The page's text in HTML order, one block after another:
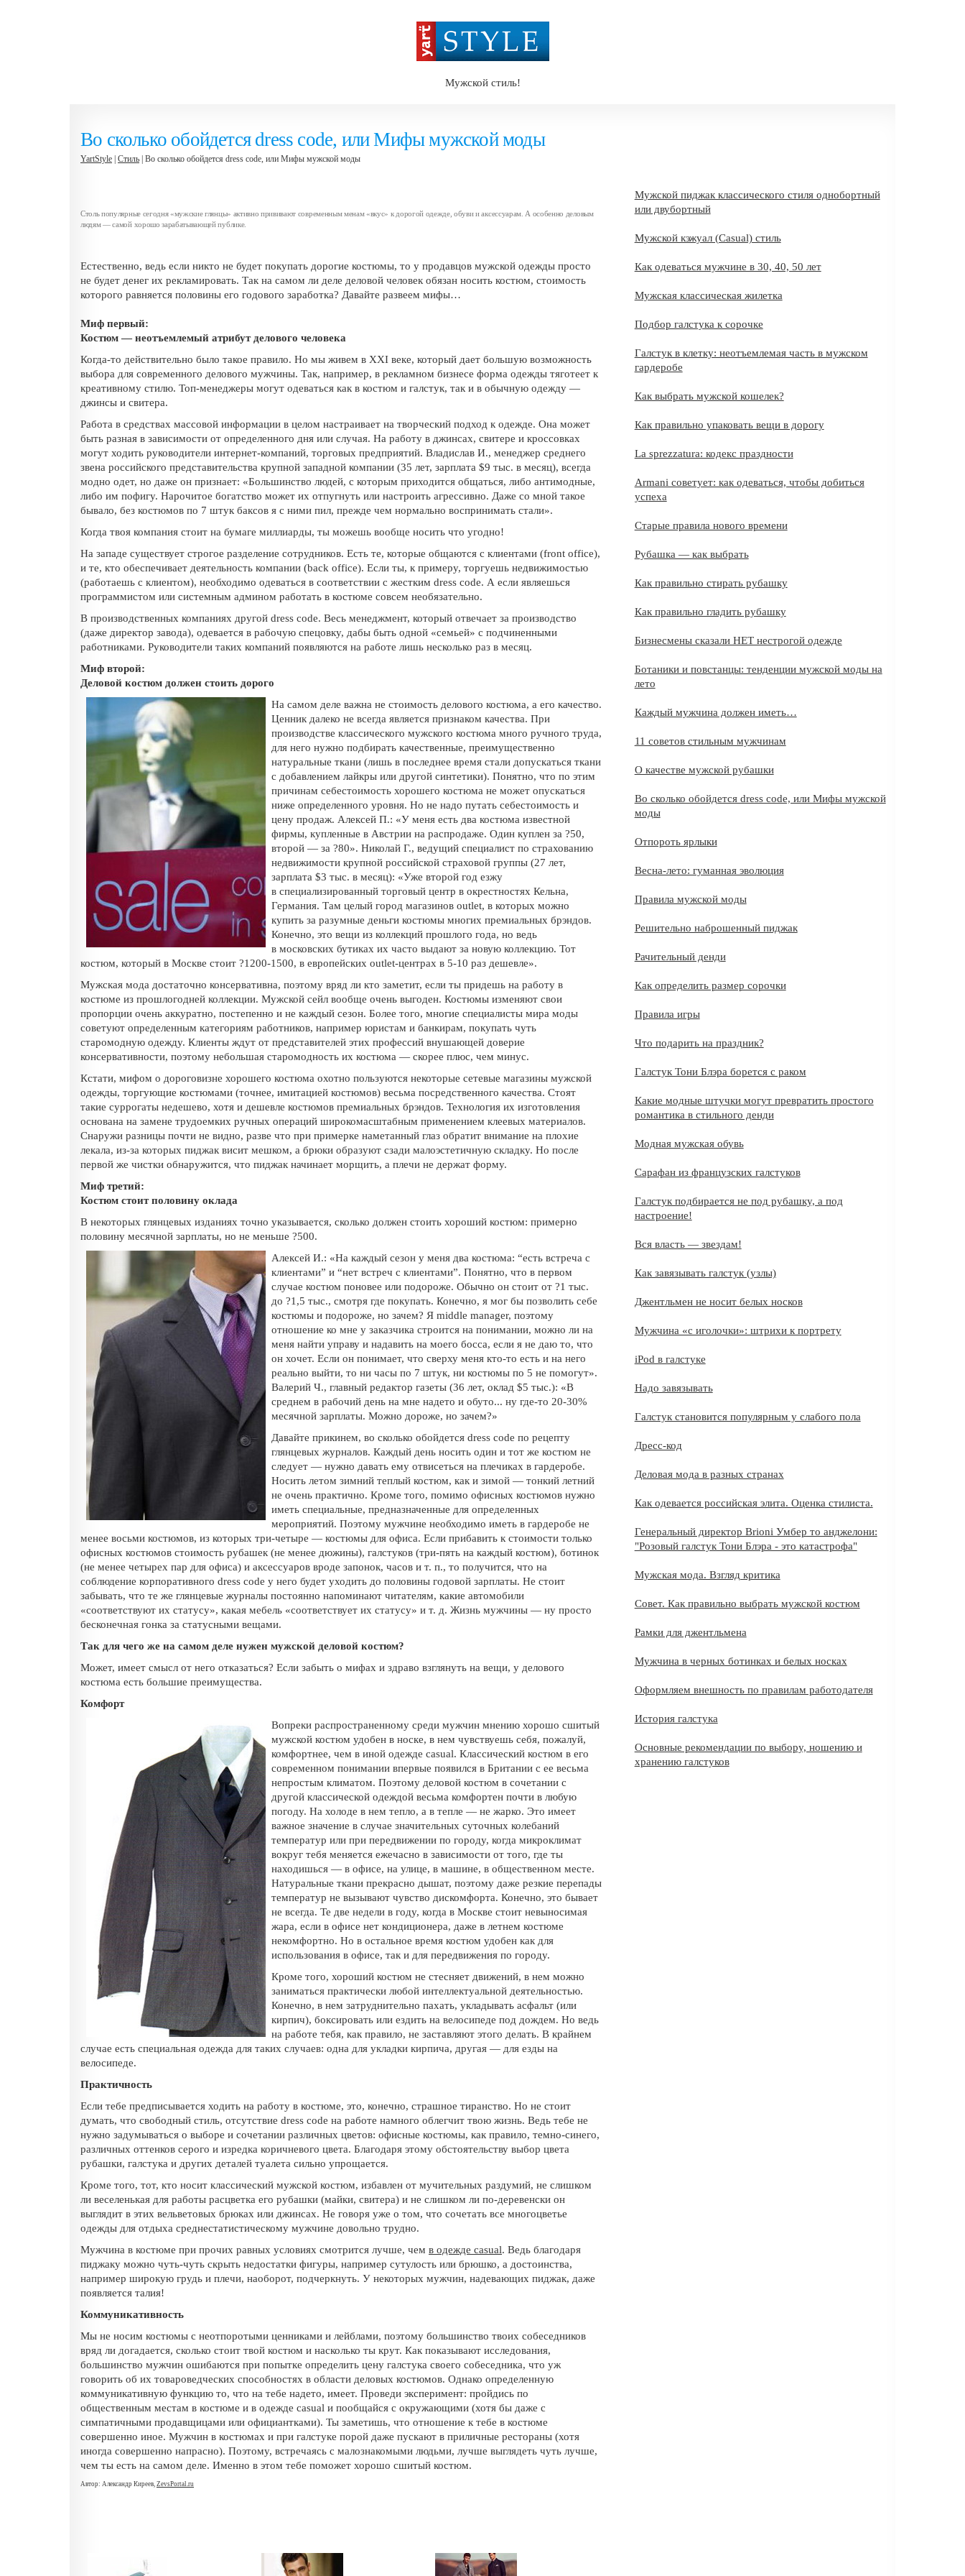
Мужской стиль!
Во сколько обойдется dress code, или Мифы мужской моды
YartStyle Стиль | Во сколько обойдется dress code, или Мифы мужской моды
Столь популярные сегодня «мужские глянцы» активно прививают современным менам «вкус» к дорогой одежде, обуви и аксессуарам. А особенно деловым
людям — самой хорошо зарабатывающей публике.
Естественно, ведь если никто не будет покупать дорогие костюмы, то у продавцов мужской одежды просто
не будет денег их рекламировать. Так на самом ли деле деловой человек обязан носить костюм, стоимость
которого равняется половины его годового заработка? Давайте развеем мифы…
Миф первый:
Костюм — неотъемлемый атрибут делового человека
Когда-то действительно было такое правило. Но мы живем в XXI веке, который дает большую возможность
выбора для современного делового мужчины. Так, например, в рекламном бизнесе форма одежды тяготеет к
креативному стилю. Топ-менеджеры могут одеваться как в костюм и галстук, так и в обычную одежду —
джинсы и свитера.
Работа в средствах массовой информации в целом настраивает на творческий подход к одежде. Она может
быть разная в зависимости от определенного дня или случая. На работу в джинсах, свитере и кроссовках
могут ходить руководители интернет-компаний, торговых предприятий. Владислав И., менеджер среднего
звена российского представительства крупной западной компании (35 лет, зарплата $9 тыс. в месяц), всегда
модно одет, но даже он признает: «Большинство людей, с которым приходится общаться, либо антимодные,
либо им пофигу. Нарочитое богатство может их отпугнуть или настроить агрессивно. Даже со мной такое
бывало, без костюмов по 7 штук баксов я с ними пил, прежде чем нормально воспринимать стали».
Когда твоя компания стоит на бумаге миллиарды, ты можешь вообще носить что угодно!
На западе существует строгое разделение сотрудников. Есть те, которые общаются с клиентами (front office),
и те, кто обеспечивает деятельность компании (back office). Если ты, к примеру, торгуешь недвижимостью
(работаешь с клиентом), необходимо одеваться в соответствии с жестким dress code. А если являешься
программистом или системным админом работать в костюме совсем необязательно.
В производственных компаниях другой dress code. Весь менеджмент, который отвечает за производство
(даже директор завода), одевается в рабочую спецовку, дабы быть одной «семьей» с подчиненными
работниками. Руководители таких компаний появляются на работе лишь несколько раз в месяц.
Миф второй:
Деловой костюм должен стоить дорого
На самом деле важна не стоимость делового костюма, а его качество.
Ценник далеко не всегда является признаком качества. При
производстве классического мужского костюма много ручного труда,
для него нужно подбирать качественные, преимущественно
натуральные ткани (лишь в последнее время стали допускаться ткани
с добавлением лайкры или другой синтетики). Понятно, что по этим
причинам себестоимость хорошего костюма не может опускаться
ниже определенного уровня. Но не надо путать себестоимость и
цену продаж. Алексей П.: «У меня есть два костюма известной
фирмы, купленные в Австрии на распродаже. Один куплен за ?50,
второй — за ?80». Николай Г., ведущий специалист по страхованию
недвижимости крупной российской страховой группы (27 лет,
зарплата $3 тыс. в месяц): «Уже второй год езжу
в специализированный торговый центр в окрестностях Кельна,
Германия. Там целый город магазинов outlet, в которых можно
купить за разумные деньги костюмы многих премиальных брэндов.
Конечно, это вещи из коллекций прошлого года, но ведь
в московских бутиках их часто выдают за новую коллекцию. Тот
костюм, который в Москве стоит ?1200-1500, в европейских outlet-центрах в 5-10 раз дешевле».
Мужская мода достаточно консервативна, поэтому вряд ли кто заметит, если ты придешь на работу в
костюме из прошлогодней коллекции. Мужской сейл вообще очень выгоден. Костюмы изменяют свои
пропорции очень аккуратно, постепенно и не каждый сезон. Более того, многие специалисты мира моды
советуют определенным категориям работников, например юристам и банкирам, покупать чуть
старомодную одежду. Клиенты ждут от представителей этих профессий внушающей доверие
консервативности, поэтому небольшая старомодность их костюма — скорее плюс, чем минус.
Кстати, мифом о дороговизне хорошего костюма охотно пользуются некоторые сетевые магазины мужской
одежды, торгующие костюмами (точнее, имитацией костюмов) весьма посредственного качества. Стоят
такие суррогаты недешево, хотя и дешевле костюмов премиальных брэндов. Технология их изготовления
основана на замене трудоемких ручных операций широкомасштабным применением клеевых материалов.
Снаружи разницы почти не видно, разве что при примерке наметанный глаз обратит внимание на плохие
лекала, из-за которых пиджак висит мешком, а брюки образуют сзади малоэстетичную складку. Но после
первой же чистки обнаружится, что пиджак начинает морщить, а плечи не держат форму.
Миф третий:
Костюм стоит половину оклада
В некоторых глянцевых изданиях точно указывается, сколько должен стоить хороший костюм: примерно
половину месячной зарплаты, но не меньше ?500.
Алексей И.: «На каждый сезон у меня два костюма: “есть встреча с
клиентами” и “нет встреч с клиентами”. Понятно, что в первом
случае костюм поновее или подороже. Обычно он стоит от ?1 тыс.
до ?1,5 тыс., смотря где покупать. Конечно, я мог бы позволить себе
костюмы и подороже, но зачем? Я middle manager, поэтому
отношение ко мне у заказчика строится на понимании, можно ли на
меня найти управу и надавить на моего босса, если я не даю то, что
он хочет. Если он понимает, что сверху меня кто-то есть и на него
реально выйти, то ни часы по 7 штук, ни костюмы по 5 не помогут».
Валерий Ч., главный редактор газеты (36 лет, оклад $5 тыс.): «В
среднем в рабочий день на мне надето и обуто... ну где-то 20-30%
месячной зарплаты. Можно дороже, но зачем?»
Давайте прикинем, во сколько обойдется dress code по рецепту
глянцевых журналов. Каждый день носить один и тот же костюм не
следует — нужно давать ему отвисеться на плечиках в гардеробе.
Носить летом зимний теплый костюм, как и зимой — тонкий летний
не очень практично. Кроме того, помимо офисных костюмов нужно
иметь специальные, предназначенные для определенных
мероприятий. Поэтому мужчине необходимо иметь в гардеробе не
менее восьми костюмов, из которых три-четыре — костюмы для офиса. Если прибавить к стоимости только
офисных костюмов стоимость рубашек (не менее дюжины), галстуков (три-пять на каждый костюм), ботинок
(не менее четырех пар для офиса) и аксессуаров вроде запонок, часов и т. п., то получится, что на
соблюдение корпоративного dress code у него будет уходить до половины годовой зарплаты. Не стоит
забывать, что те же глянцевые журналы постоянно напоминают читателям, какие автомобили
«соответствуют их статусу», какая мебель «соответствует их статусу» и т. д. Жизнь мужчины — ну просто
бесконечная гонка за статусными вещами.
Так для чего же на самом деле нужен мужской деловой костюм?
Может, имеет смысл от него отказаться? Если забыть о мифах и здраво взглянуть на вещи, у делового
костюма есть большие преимущества.
Комфорт
Вопреки распространенному среди мужчин мнению хорошо сшитый
мужской костюм удобен в носке, в нем чувствуешь себя, пожалуй,
комфортнее, чем в иной одежде casual. Классический костюм в его
современном понимании впервые появился в Британии с ее весьма
непростым климатом. Поэтому деловой костюм в сочетании с
другой классической одеждой весьма комфортен почти в любую
погоду. На холоде в нем тепло, а в тепле — не жарко. Это имеет
важное значение в случае значительных суточных колебаний
температур или при передвижении по городу, когда микроклимат
вокруг тебя меняется ежечасно в зависимости от того, где ты
находишься — в офисе, на улице, в машине, в общественном месте.
Натуральные ткани прекрасно дышат, поэтому даже резкие перепады
температур не вызывают чувство дискомфорта. Конечно, это бывает
не всегда. Те две недели в году, когда в Москве стоит невыносимая
жара, если в офисе нет кондиционера, даже в летнем костюме
некомфортно. Но в остальное время костюм удобен как для
использования в офисе, так и для передвижения по городу.
Кроме того, хороший костюм не стесняет движений, в нем можно
заниматься практически любой интеллектуальной деятельностью.
Конечно, в нем затруднительно пахать, укладывать асфальт (или
кирпич), боксировать или ездить на велосипеде под дождем. Но ведь
на работе тебя, как правило, не заставляют этого делать. В крайнем
случае есть специальная одежда для таких случаев: одна для укладки кирпича, другая — для езды на
велосипеде.
Практичность
Если тебе предписывается ходить на работу в костюме, это, конечно, страшное тиранство. Но не стоит
думать, что свободный стиль, отсутствие dress code на работе намного облегчит твою жизнь. Ведь тебе не
нужно задумываться о выборе и сочетании различных цветов: офисные костюмы, как правило, темно-синего,
различных оттенков серого и изредка коричневого цвета. Благодаря этому обстоятельству выбор цвета
рубашки, галстука и других деталей туалета сильно упрощается.
Кроме того, тот, кто носит классический мужской костюм, избавлен от мучительных раздумий, не слишком
ли веселенькая для работы расцветка его рубашки (майки, свитера) и не слишком ли по-деревенски он
выглядит в этих вельветовых брюках или джинсах. Не говоря уже о том, что сочетать все многоцветье
одежды для отдыха среднестатистическому мужчине довольно трудно.
Мужчина в костюме при прочих равных условиях смотрится лучше, чем в одежде casual. Ведь благодаря
пиджаку можно чуть-чуть скрыть недостатки фигуры, например сутулость или брюшко, а достоинства,
например широкую грудь и плечи, наоборот, подчеркнуть. У некоторых мужчин, надевающих пиджак, даже
появляется талия!
Коммуникативность
Мы не носим костюмы с неотпоротыми ценниками и лейблами, поэтому большинство твоих собеседников
вряд ли догадается, сколько стоит твой костюм и насколько ты крут. Как показывают исследования,
большинство мужчин ошибаются при попытке определить цену галстука своего собеседника, что уж
говорить об их товароведческих способностях в области деловых костюмов. Однако определенную
коммуникативную функцию то, что на тебе надето, имеет. Проведи эксперимент: пройдись по
общественным местам в костюме и в одежде casual и пообщайся с окружающими (хотя бы даже с
симпатичными продавщицами или официантками). Ты заметишь, что отношение к тебе в костюме
совершенно иное. Мужчин в костюмах и при галстуке порой даже пускают в приличные рестораны (хотя
иногда совершенно напрасно). Поэтому, встречаясь с малознакомыми людьми, лучше выглядеть чуть лучше,
чем ты есть на самом деле. Именно в этом тебе поможет хорошо сшитый костюм.
Автор: Александр Киреев, ZevsPortal.ru
Мужской пиджак классического стиля однобортный
или двубортный
Мужской кэжуал (Casual) стиль
Как одеваться мужчине в 30, 40, 50 лет
Мужская классическая жилетка
Подбор галстука к сорочке
Галстук в клетку: неотъемлемая часть в мужском
гардеробе
Как выбрать мужской кошелек?
Как правильно упаковать вещи в дорогу
La sprezzatura: кодекс праздности
Armani советует: как одеваться, чтобы добиться
успеха
Старые правила нового времени
Рубашка — как выбрать
Как правильно стирать рубашку
Как правильно гладить рубашку
Бизнесмены сказали НЕТ нестрогой одежде
Ботаники и повстанцы: тенденции мужской моды на
лето
Каждый мужчина должен иметь…
11 советов стильным мужчинам
О качестве мужской рубашки
Во сколько обойдется dress code, или Мифы мужской
моды
Отпороть ярлыки
Весна-лето: гуманная эволюция
Правила мужской моды
Решительно наброшенный пиджак
Рачительный денди
Как определить размер сорочки
Правила игры
Что подарить на праздник?
Галстук Тони Блэра борется с раком
Какие модные штучки могут превратить простого
романтика в стильного денди
Модная мужская обувь
Сарафан из французских галстуков
Галстук подбирается не под рубашку, а под
настроение!
Вся власть — звездам!
Как завязывать галстук (узлы)
Джентльмен не носит белых носков
Мужчина «с иголочки»: штрихи к портрету
iPod в галстуке
Надо завязывать
Галстук становится популярным у слабого пола
Дресс-код
Деловая мода в разных странах
Как одевается российская элита. Оценка стилиста.
Генеральный директор Brioni Умбер то анджелони:
"Розовый галстук Тони Блэра - это катастрофа"
Мужская мода. Взгляд критика
Совет. Как правильно выбрать мужской костюм
Рамки для джентльмена
Мужчина в черных ботинках и белых носках
Оформляем внешность по правилам работодателя
История галстука
Основные рекомендации по выбору, ношению и
хранению галстуков